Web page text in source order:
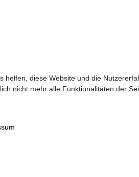
diese Website und die
nicht mehr alle Funktionalitäten der